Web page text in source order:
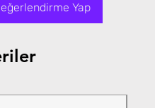
Yap